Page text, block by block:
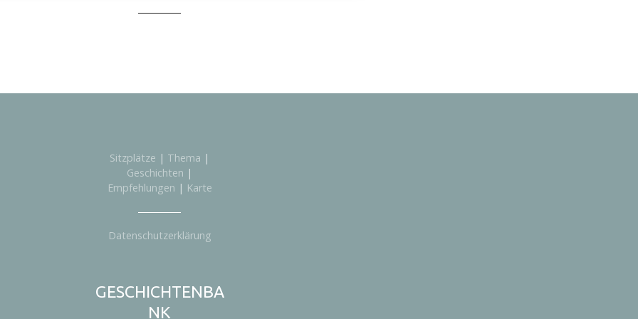
Sitzplätze | Thema |
Geschichten |
Empfehlungen | Karte
Datenschutzerklärung
GESCHICHTENBA
NK